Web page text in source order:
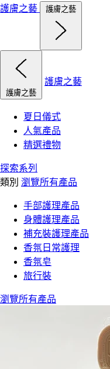
護膚之藝
護膚之藝
護膚之藝
護膚之藝
夏日儀式
人氣產品
精選禮物
探索系列
類別 瀏覽所有產品
手部護理產品
身體護理產品
補充裝護理產品
香氛日常護理
香氛皂
旅行裝
瀏覽所有產品